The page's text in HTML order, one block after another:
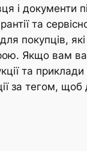
і документи
та
покупців,
Якщо вам
та приклади
за тегом, щоб